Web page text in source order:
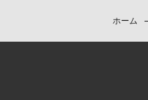
ホーム